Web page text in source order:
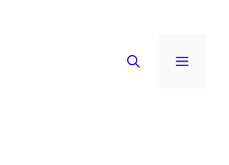
MENU